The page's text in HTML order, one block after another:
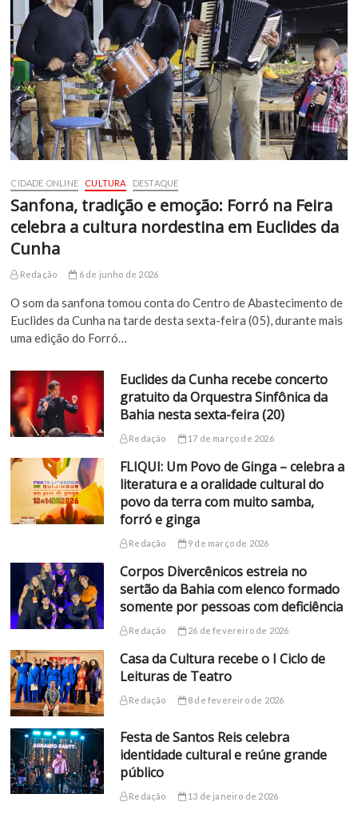
CIDADE ONLINE CULTURA DESTAQUE
Sanfona, tradição e emoção: Forró na Feira
celebra a cultura nordestina em Euclides da
Cunha
Redação 6 de junho de 2026
O som da sanfona tomou conta do Centro de Abastecimento de
Euclides da Cunha na tarde desta sexta-feira (05), durante mais
uma edição do Forró…
Euclides da Cunha recebe concerto
gratuito da Orquestra Sinfônica da
Bahia nesta sexta-feira (20)
Redação 17 de março de 2026
FLIQUI: Um Povo de Ginga – celebra a
literatura e a oralidade cultural do
povo da terra com muito samba,
forró e ginga
Redação 9 de março de 2026
Corpos Divercênicos estreia no
sertão da Bahia com elenco formado
somente por pessoas com deficiência
Redação 26 de fevereiro de 2026
Casa da Cultura recebe o I Ciclo de
Leituras de Teatro
Redação 8 de fevereiro de 2026
Festa de Santos Reis celebra
identidade cultural e reúne grande
público
Redação 13 de janeiro de 2026